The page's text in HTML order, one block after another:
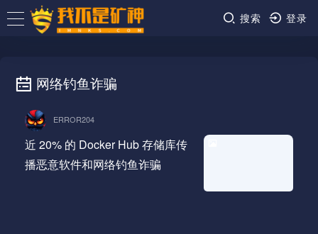
搜索 登录
网络钓鱼诈骗
ERROR204
近 20% 的 Docker Hub 存储库传
播恶意软件和网络钓鱼诈骗